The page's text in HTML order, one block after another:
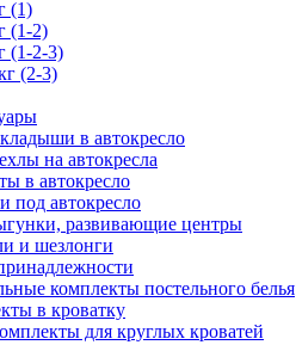
(1)
(1-2)
(1-2-3)
(2-3)
в автокресло
на автокресла
в автокресло
под автокресло
развивающие центры
и шезлонги
комплекты постельного белья
в кроватку
для круглых кроватей